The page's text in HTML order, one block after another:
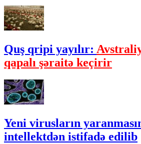
Quş qripi yayılır:
qapalı şəraitə keçirir
Yeni virusların
intellektdən istifadə edilib